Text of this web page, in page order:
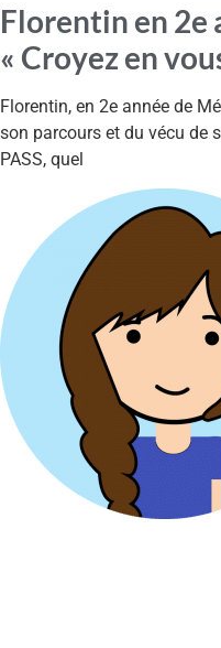
Florentin en 2e
« Croyez en
Florentin, en 2e année de
son parcours et du vécu de
PASS, quel